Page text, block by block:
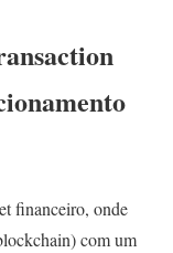
financeiro, onde
com um